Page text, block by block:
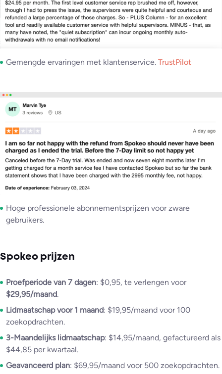
Gemengde ervaringen met klantenservice. TrustPilot
Hoge professionele abonnementsprijzen voor zware
gebruikers.
Spokeo prijzen
Proefperiode van 7 dagen: $0,95, te verlengen voor
$29,95/maand.
Lidmaatschap voor 1 maand: $19,95/maand voor 100
zoekopdrachten.
3-Maandelijks lidmaatschap: $14,95/maand, gefactureerd als
$44,85 per kwartaal.
Geavanceerd plan: $69,95/maand voor 500 zoekopdrachten.